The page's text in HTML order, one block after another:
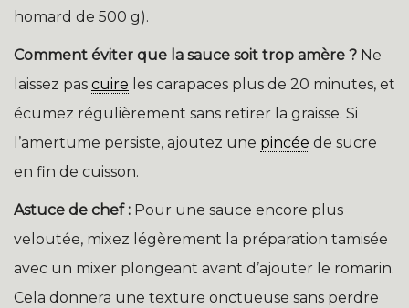
homard de 500 g).
Comment éviter que la sauce soit trop amère ? Ne
laissez pas cuire les carapaces plus de 20 minutes, et
écumez régulièrement sans retirer la graisse. Si
l’amertume persiste, ajoutez une pincée de sucre
en fin de cuisson.
Astuce de chef : Pour une sauce encore plus
veloutée, mixez légèrement la préparation tamisée
avec un mixer plongeant avant d’ajouter le romarin.
Cela donnera une texture onctueuse sans perdre